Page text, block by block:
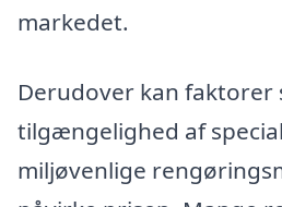
markedet.
Derudover kan faktorer
tilgængelighed af
miljøvenlige